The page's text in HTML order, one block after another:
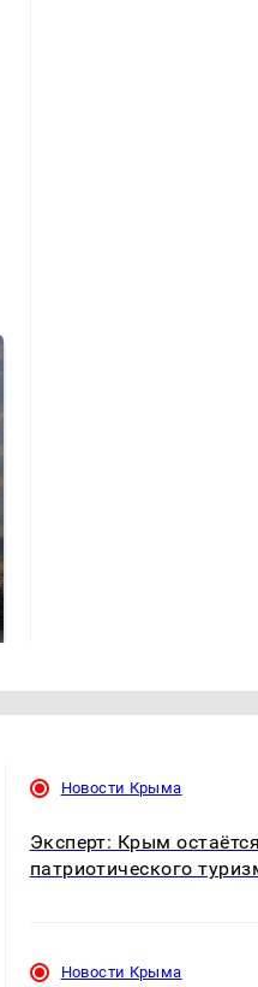
Новости Крыма
Эксперт: Крым
патриотического
Новости Крыма